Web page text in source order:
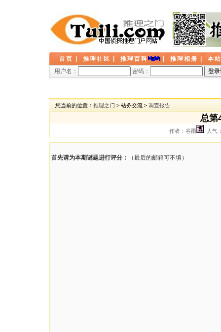
首页 推理社区 推理百科 推理相册
本
用户名：
密码：
您当前的位置： 推理之门 > 站务交流 > 调查报告
总第
作者：谷雨 人气
首先请为本期谜题进行评分： （最后的邮箱可不填）